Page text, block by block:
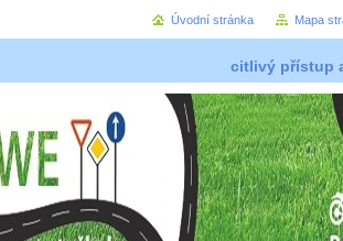
citlivý přístup
Úvodní stránka Mapa